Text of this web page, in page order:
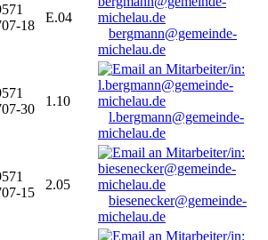
18
E.04
bergmann@gemeinde-
michelau.de
30
1.10
l.bergmann@gemeinde-
michelau.de
15
2.05
biesenecker@gemeinde-
michelau.de